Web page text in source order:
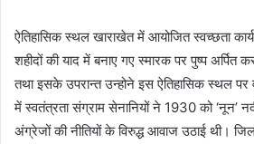
ऐतिहासिक स्थल खाराखेत में आयोजित स्वच्छता
शहीदों की याद में बनाए गए स्मारक पर पुष्प अर्पित
तथा इसके उपरान्त उन्होने इस ऐतिहासिक स्थल पर
में स्वतंत्रता संग्राम सेनानियों ने 1930 को ‘नून’
अंग्रेजों की नीतियों के विरुद्ध आवाज उठाई थी।